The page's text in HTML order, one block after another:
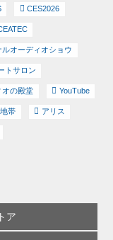
CES2026
オーディオショウ
トサロン
オの殿堂 YouTube
帯 アリス
ア